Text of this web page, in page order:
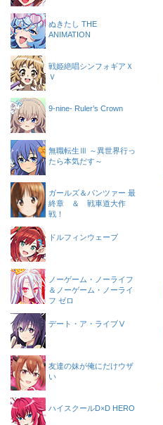
ぬきたし THE
ANIMATION
戦姫絶唱シンフォギアＸ
Ｖ
9-nine- Ruler’s Crown
無職転生Ⅲ ～異世界行っ
たら本気だす～
ガールズ＆パンツァー 最
終章 ＆ 戦車道大作
戦！
ドルフィンウェーブ
ノーゲーム・ノーライフ
＆ノーゲーム・ノーライ
フ ゼロ
デート・ア・ライブⅤ
友達の妹が俺にだけウザ
い
ハイスクールD×D HERO